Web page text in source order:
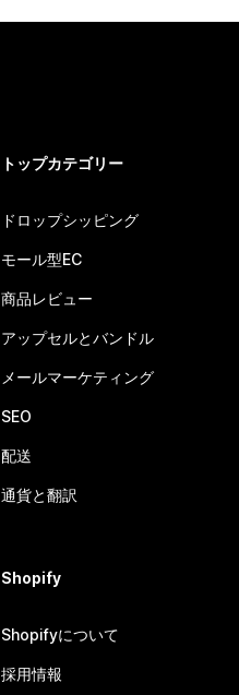
トップカテゴリー
ドロップシッピング
モール型EC
商品レビュー
アップセルとバンドル
メールマーケティング
SEO
配送
通貨と翻訳
Shopify
Shopifyについて
採用情報